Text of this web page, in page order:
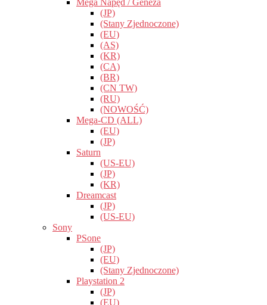
Mega Napęd / Geneza
(JP)
(Stany Zjednoczone)
(EU)
(AS)
(KR)
(CA)
(BR)
(CN TW)
(RU)
(NOWOŚĆ)
Mega-CD (ALL)
(EU)
(JP)
Saturn
(US-EU)
(JP)
(KR)
Dreamcast
(JP)
(US-EU)
Sony
PSone
(JP)
(EU)
(Stany Zjednoczone)
Playstation 2
(JP)
(EU)